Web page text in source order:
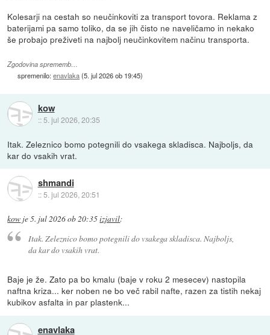
Kolesarji na cestah so neučinkoviti za transport tovora. Reklama z
baterijami pa samo toliko, da se jih čisto ne naveličamo in nekako
še probajo preživeti na najbolj neučinkovitem načinu transporta.
Zgodovina sprememb…
spremenilo:enavlaka(5. jul 2026 ob 19:45)
kow
:: 5. jul 2026, 20:35
Itak. Zeleznico bomo potegnili do vsakega skladisca. Najboljs, da
kar do vsakih vrat.
shmandi
::5. jul 2026, 20:51
kow je5. jul 2026 ob 20:35izjavil:
Itak. Zeleznico bomo potegnili do vsakega skladisca. Najboljs,
da kar do vsakih vrat.
Baje je že. Zato pa bo kmalu (baje v roku 2 mesecev) nastopila
naftna kriza... ker noben ne bo več rabil nafte, razen za tistih nekaj
kubikov asfalta in par plastenk...
enavlaka